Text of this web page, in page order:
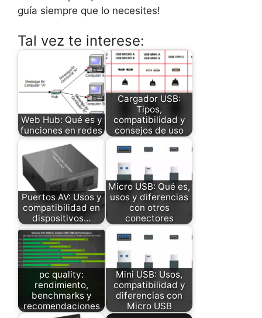
guía siempre que lo necesites!
Tal vez te interese:
Web Hub: Qué es y
funciones en redes
Cargador USB:
Tipos,
compatibilidad y
consejos de uso
Puertos AV: Usos y
compatibilidad en
dispositivos…
Micro USB: Qué es,
usos y diferencias
con otros
conectores
pc quality:
rendimiento,
benchmarks y
recomendaciones
Mini USB: Usos,
compatibilidad y
diferencias con
Micro USB